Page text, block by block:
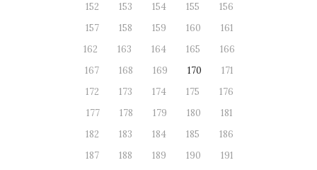
152
153 154 155
156
157
158 159 160
161
162
163 164 165
166
167
168 169 170
171
172
173 174 175
176
177
178 179 180
181
182
183 184 185
186
187
188 189 190
191